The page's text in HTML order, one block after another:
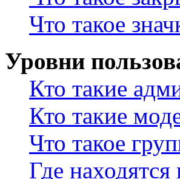
Что такое
Уровни
Кто такие
Кто такие
Что такое
Где